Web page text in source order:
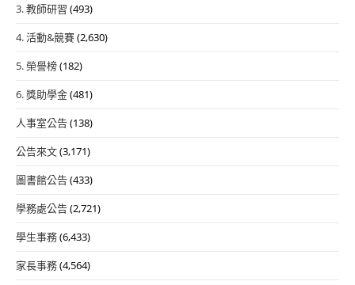
3. 教師研習 (493)
4. 活動&競賽(2,630)
5. 榮譽榜(182)
6. 獎助學金(481)
人事室公告(138)
公告來文(3,171)
圖書館公告(433)
學務處公告(2,721)
學生事務(6,433)
家長事務(4,564)